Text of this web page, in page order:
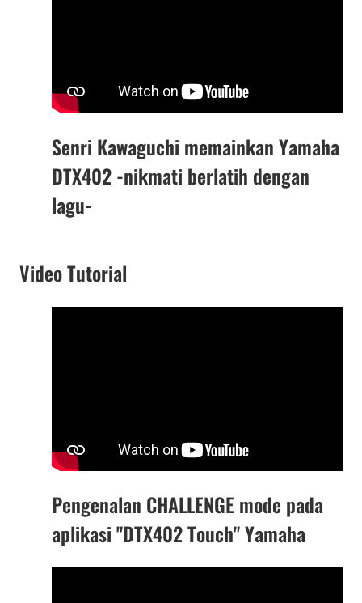
Senri Kawaguchi memainkan Yamaha
DTX402 -nikmati berlatih dengan
lagu-
Video Tutorial
Pengenalan CHALLENGE mode pada
aplikasi "DTX402 Touch" Yamaha